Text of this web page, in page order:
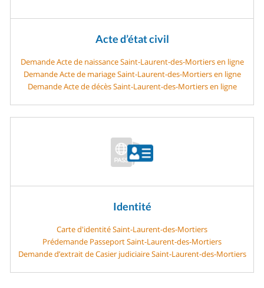
Acte d’état civil
Demande Acte de naissance Saint-Laurent-des-Mortiers en ligne
Demande Acte de mariage Saint-Laurent-des-Mortiers en ligne
Demande Acte de décès Saint-Laurent-des-Mortiers en ligne
Identité
Carte d'identité Saint-Laurent-des-Mortiers
Prédemande Passeport Saint-Laurent-des-Mortiers
Demande d’extrait de Casier judiciaire Saint-Laurent-des-Mortiers